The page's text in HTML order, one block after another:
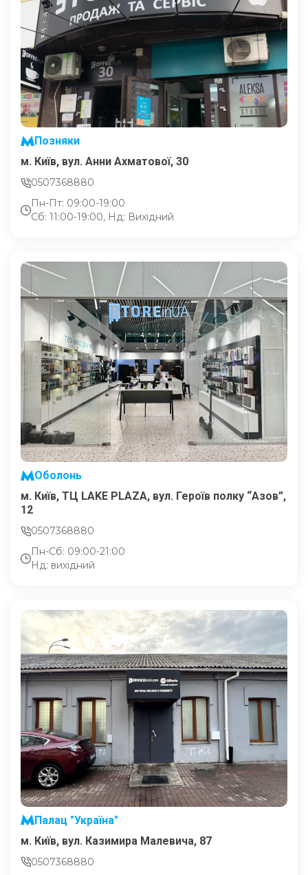
Позняки
м. Київ, вул. Анни Ахматової, 30
0507368880
Пн-Пт: 09:00-19:00
Сб: 11:00-19:00, Нд: Вихідний
Оболонь
м. Київ, ТЦ LAKE PLAZA, вул. Героїв полку “Азов”,
12
0507368880
Пн-Сб: 09:00-21:00
Нд: вихідний
Палац "Україна"
м. Київ, вул. Казимира Малевича, 87
0507368880